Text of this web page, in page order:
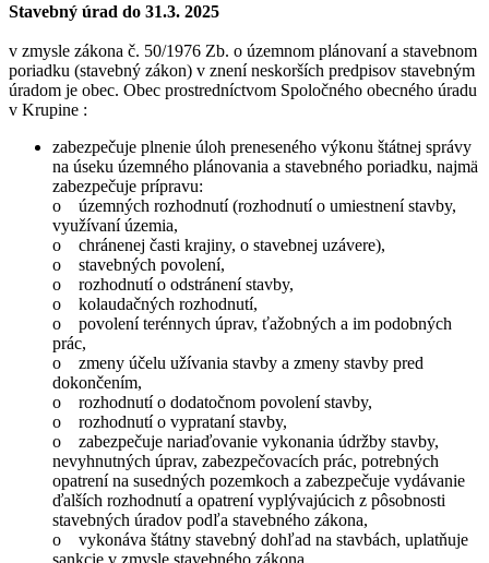
Stavebný úrad do 31.3. 2025
v zmysle zákona č. 50/1976 Zb. o územnom plánovaní a stavebnom
poriadku (stavebný zákon) v znení neskorších predpisov stavebným
úradom je obec. Obec prostredníctvom Spoločného obecného úradu
v Krupine :
zabezpečuje plnenie úloh preneseného výkonu štátnej správy
na úseku územného plánovania a stavebného poriadku, najmä
zabezpečuje prípravu:
o územných rozhodnutí (rozhodnutí o umiestnení stavby,
využívaní územia,
o chránenej časti krajiny, o stavebnej uzávere),
o stavebných povolení,
o rozhodnutí o odstránení stavby,
o kolaudačných rozhodnutí,
o povolení terénnych úprav, ťažobných a im podobných
prác,
o zmeny účelu užívania stavby a zmeny stavby pred
dokončením,
o rozhodnutí o dodatočnom povolení stavby,
o rozhodnutí o vyprataní stavby,
o zabezpečuje nariaďovanie vykonania údržby stavby,
nevyhnutných úprav, zabezpečovacích prác, potrebných
opatrení na susedných pozemkoch a zabezpečuje vydávanie
ďalších rozhodnutí a opatrení vyplývajúcich z pôsobnosti
stavebných úradov podľa stavebného zákona,
o vykonáva štátny stavebný dohľad na stavbách, uplatňuje
sankcie v zmysle stavebného zákona,